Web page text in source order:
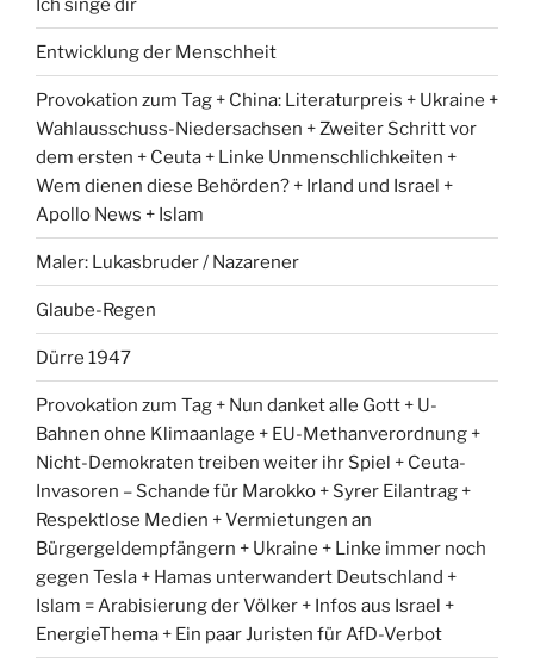
Entwicklung der Menschheit
Provokation zum Tag + China: Literaturpreis + Ukraine +
Wahlausschuss-Niedersachsen + Zweiter Schritt vor
dem ersten + Ceuta + Linke Unmenschlichkeiten +
Wem dienen diese Behörden? + Irland und Israel +
Apollo News + Islam
Maler: Lukasbruder / Nazarener
Glaube-Regen
Dürre 1947
Provokation zum Tag + Nun danket alle Gott + U-
Bahnen ohne Klimaanlage + EU-Methanverordnung +
Nicht-Demokraten treiben weiter ihr Spiel + Ceuta-
Invasoren – Schande für Marokko + Syrer Eilantrag +
Respektlose Medien + Vermietungen an
Bürgergeldempfängern + Ukraine + Linke immer noch
gegen Tesla + Hamas unterwandert Deutschland +
Islam = Arabisierung der Völker + Infos aus Israel +
EnergieThema + Ein paar Juristen für AfD-Verbot